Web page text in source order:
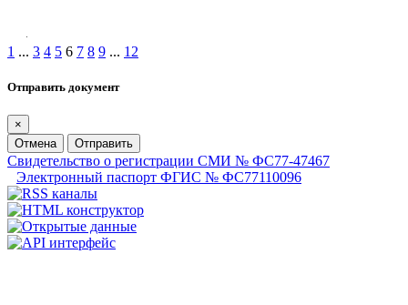
1 ... 3 4 5 6 7 8 9 ... 12
Отправить документ
×
Отмена
Отправить
Свидетельство о регистрации СМИ № ФС77-47467
Электронный паспорт ФГИС № ФС77110096